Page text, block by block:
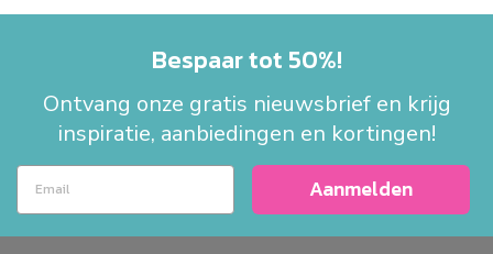
Bespaar tot 50%!
Ontvang onze gratis nieuwsbrief en krijg
inspiratie, aanbiedingen en kortingen!
Aanmelden